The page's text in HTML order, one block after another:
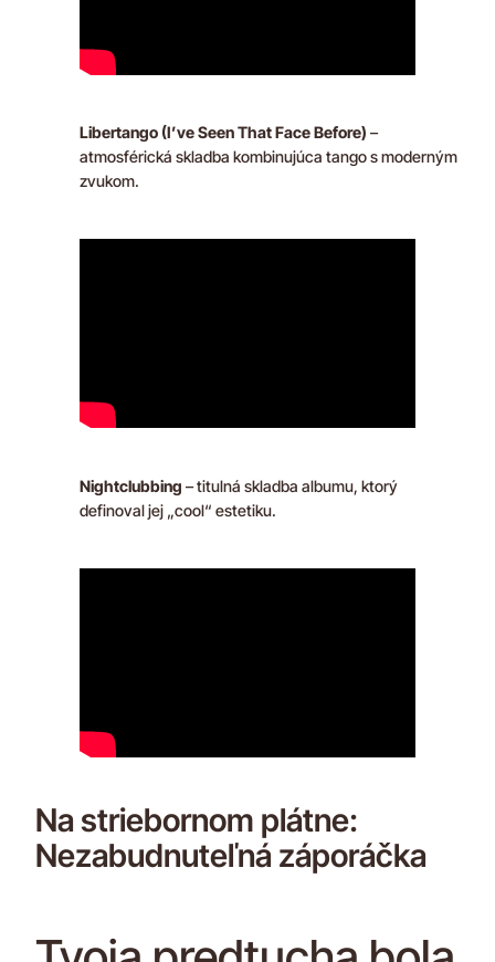
Libertango (I’ve Seen That Face Before) –
atmosférická skladba kombinujúca tango s moderným
zvukom.
Nightclubbing – titulná skladba albumu, ktorý
definoval jej „cool“ estetiku.
Na striebornom plátne:
Nezabudnuteľná záporáčka